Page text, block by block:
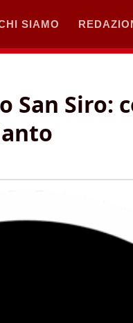
SIAMO
Siro: